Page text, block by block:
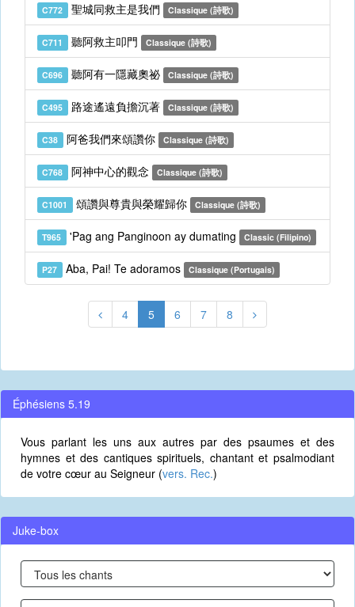
C772 聖城同救主是我們 Classique (詩歌)
C711 聽阿救主叩門 Classique (詩歌)
C696 聽阿有一隱藏奧祕 Classique (詩歌)
C495 路途遙遠負擔沉著 Classique (詩歌)
C38 阿爸我們來頌讚你 Classique (詩歌)
C768 阿神中心的觀念 Classique (詩歌)
C1001 頌讚與尊貴與榮耀歸你 Classique (詩歌)
T965 'Pag ang Panginoon ay dumating Classic (Filipino)
P27 Aba, Pai! Te adoramos Classique (Portugais)
4 5 6 7 8
Éphésiens 5.19
Vous parlant les uns aux autres par des psaumes et des
hymnes et des cantiques spirituels, chantant et psalmodiant
de votre cœur au Seigneur (vers. Rec.)
Juke-box